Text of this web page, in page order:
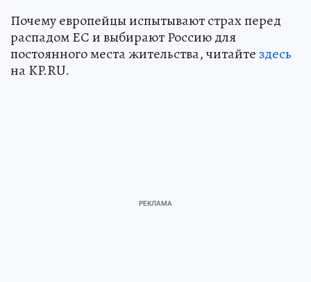
Почему европейцы испытывают страх перед
распадом ЕС и выбирают Россию для
постоянного места жительства, читайте здесь
на KP.RU.